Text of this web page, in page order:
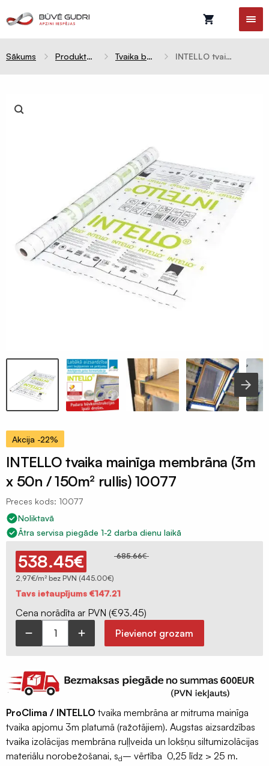
Sākums Produktu kategorijas Tvaika barjeras INTELLO tvaika mainīga membrāna (3m x 50n / 150m² rullis) 10077
Akcija -22%
INTELLO tvaika mainīga membrāna (3m
x 50n / 150m² rullis) 10077
Preces kods: 10077
Noliktavā
Ātra servisa piegāde 1-2 darba dienu laikā
€
685.66
price
€685.66.
€
538.45
2,97€/m² bez PVN (445.00€)
price
€538.45.
Tavs ietaupījums €147.21
Cena norādīta ar PVN (€93.45)
mainīga
membrāna
x
50n
/
150m²
Pievienot grozam
ProClima / INTELLO tvaika membrāna ar mitruma mainīga
tvaika apjomu 3m platumā (ražotājiem). Augstas aizsardzības
tvaika izolācijas membrāna ruļļveida un lokšņu siltumizolācijas
materiālu norobežošanai, sd– vērtība 0,25 līdz > 25 m.
Celtniecības
plēves
Hidroizolācijas
120mik
Termorukuma
plēves
Polietilēna
pamatu
plēves
Silto
grīdu
folija
plēves
Sastatņu
aizsargplēve,
siets
Celtniecības
Šuvju
lentas
Logu
montāžas
lentas
Hidroizolācijas
lentas